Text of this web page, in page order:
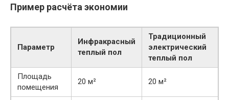
Пример расчёта экономии
Параметр
Инфракрасный
теплый пол
Традиционный
электрический
теплый пол
Площадь
помещения
20 м² 20 м²